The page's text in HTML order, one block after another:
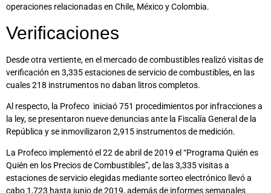
operaciones relacionadas en Chile, México y Colombia.
Verificaciones
Desde otra vertiente, en el mercado de combustibles realizó visitas de
verificación en 3,335 estaciones de servicio de combustibles, en las
cuales 218 instrumentos no daban litros completos.
Al respecto, la Profeco iniciaó 751 procedimientos por infracciones a
la ley, se presentaron nueve denuncias ante la Fiscalía General de la
República y se inmovilizaron 2,915 instrumentos de medición.
La Profeco implementó el 22 de abril de 2019 el “Programa Quién es
Quién en los Precios de Combustibles”, de las 3,335 visitas a
estaciones de servicio elegidas mediante sorteo electrónico llevó a
cabo 1,723 hasta junio de 2019, además de informes semanales